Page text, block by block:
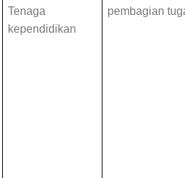
Tenaga
kependidikan
pembagian